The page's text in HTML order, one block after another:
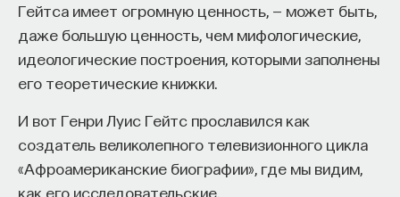
Гейтса имеет огромную ценность, — может быть,
даже большую ценность, чем мифологические,
идеологические построения, которыми заполнены
его теоретические книжки.
И вот Генри Луис Гейтс прославился как
создатель великолепного телевизионного цикла
«Афроамериканские биографии», где мы видим,
как его исследовательские,